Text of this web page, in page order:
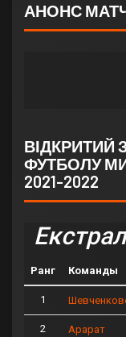
АНОНС
ВІДКРИТИЙ
ФУТБОЛУ
2021-2022
Ранг Команды
1
2 Арарат